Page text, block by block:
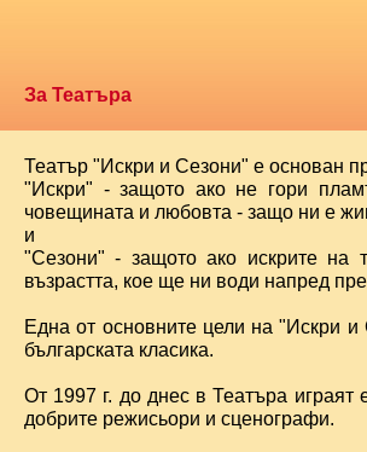
За Театъра
Театър "Искри и Сезони" е основан
"Искри" - защото ако не гори
човещината и любовта - защо ни е
и
"Сезони" - защото ако искрите на
възрастта, кое ще ни води напред
Една от основните цели на "Искри
българската класика.
От 1997 г. до днес в Театъра играят
добрите режисьори и сценографи.